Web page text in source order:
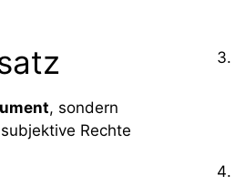
, sondern
Rechte